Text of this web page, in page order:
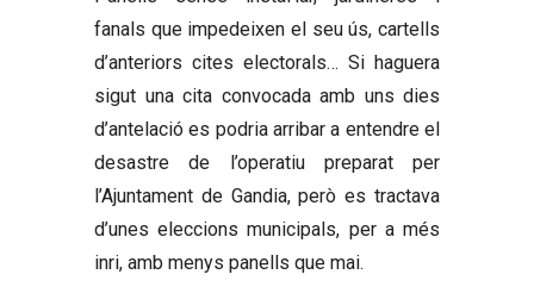
fanals que impedeixen el seu ús, cartells
d’anteriors cites electorals… Si haguera
sigut una cita convocada amb uns dies
d’antelació es podria arribar a entendre el
desastre de l’operatiu preparat per
l’Ajuntament de Gandia, però es tractava
d’unes eleccions municipals, per a més
inri, amb menys panells que mai.